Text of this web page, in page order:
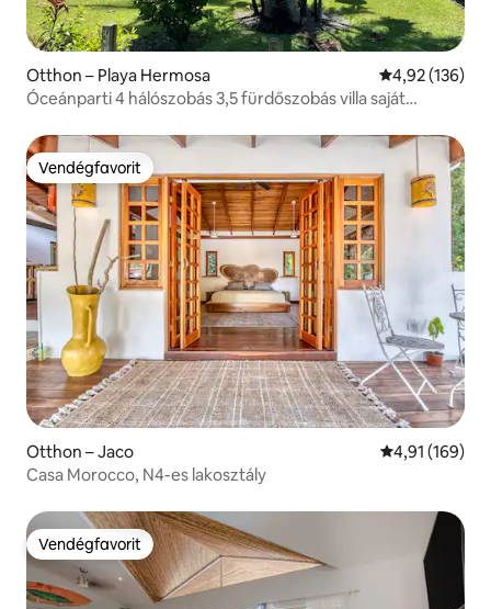
Otthon – Playa Hermosa Átlagos
4,92 (136)
Óceánparti 4 hálószobás 3,5 fürdőszobás villa saját
Vendégfavorit
Vendégfavorit
Otthon – Jaco Átlagos
4,91 (169)
Casa Morocco, N4-es lakosztály
Vendégfavorit
Vendégfavorit